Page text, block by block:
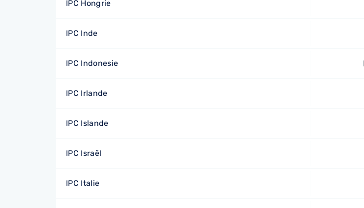
IPC Hongrie
IPC Inde
IPC Indonesie
IPC Irlande
IPC Islande
IPC Israël
IPC Italie